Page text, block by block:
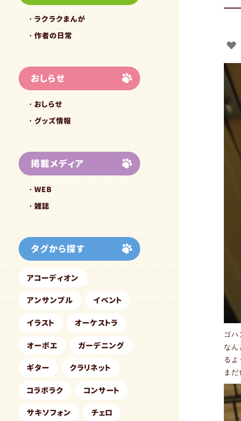
ゴハ
なん
るよ
ま
ラクラクまんが
作者の日常
おしらせ
おしらせ
グッズ情報
掲載メディア
WEB
雑誌
タグから探す
アコーディオン
アンサンブル イベント
イラスト オーケストラ
オーボエ ガーデニング
ギター クラリネット
コラボラク コンサート
サキソフォン チェロ